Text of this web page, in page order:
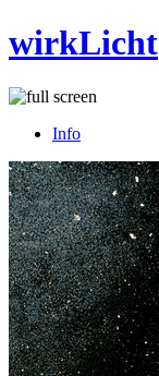
wirkLicht
Info